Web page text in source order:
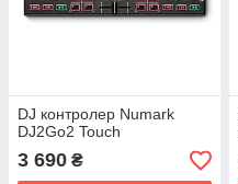
DJ контролер Numark
DJ2Go2 Touch
3 690 ₴